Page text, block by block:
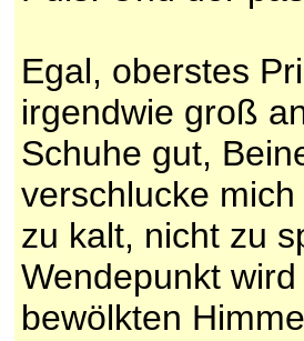
Egal, oberstes
irgendwie groß
Schuhe gut,
verschlucke
zu kalt, nicht zu
Wendepunkt
bewölkten